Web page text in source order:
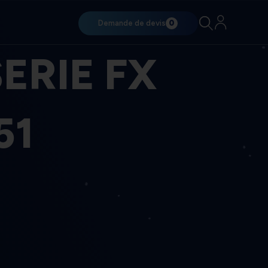
Demande de devis 0
FX